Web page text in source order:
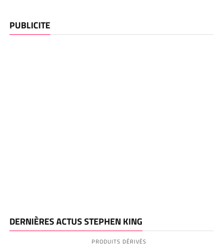
PUBLICITE
DERNIÈRES ACTUS STEPHEN KING
PRODUITS DÉRIVÉS